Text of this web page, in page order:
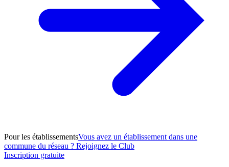
Pour les établissementsVous avez un établissement dans une
commune du réseau ? Rejoignez le Club
Inscription gratuite